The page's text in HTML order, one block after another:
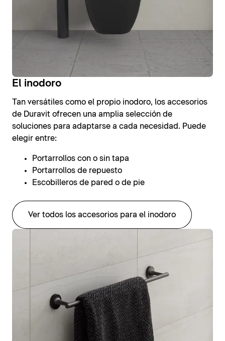
El inodoro
Tan versátiles como el propio inodoro, los accesorios
de Duravit ofrecen una amplia selección de
soluciones para adaptarse a cada necesidad. Puede
elegir entre:
Portarrollos con o sin tapa
Portarrollos de repuesto
Escobilleros de pared o de pie
Ver todos los accesorios para el inodoro